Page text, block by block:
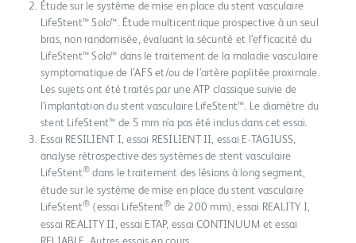
Étude sur le système de mise en place du stent vasculaire
LifeStent™ Solo™. Étude multicentrique prospective à un seul
bras, non randomisée, évaluant la sécurité et l’efficacité du
LifeStent™ Solo™ dans le traitement de la maladie vasculaire
symptomatique de l’AFS et/ou de l’artère poplitée proximale.
Les sujets ont été traités par une ATP classique suivie de
l’implantation du stent vasculaire LifeStent™. Le diamètre du
stent LifeStent™ de 5 mm n’a pas été inclus dans cet essai.
Essai RESILIENT I, essai RESILIENT II, essai E-TAGIUSS,
analyse rétrospective des systèmes de stent vasculaire
LifeStent® dans le traitement des lésions à long segment,
étude sur le système de mise en place du stent vasculaire
LifeStent® (essai LifeStent® de 200 mm), essai REALITY I,
essai REALITY II, essai ETAP, essai CONTINUUM et essai